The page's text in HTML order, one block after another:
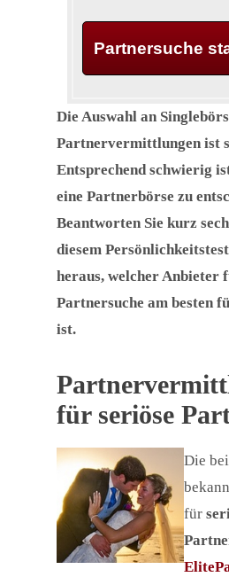
Partnersuche
Die Auswahl an
Partnervermittlungen ist
Entsprechend schwierig
eine Partnerbörse zu
Beantworten Sie kurz
diesem
heraus, welcher Anbieter
Partnersuche am besten
ist.
für seriöse
Die
für